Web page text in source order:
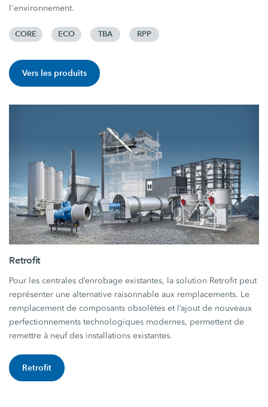
l'environnement.
CORE ECO TBA RPP
Vers les produits
Retrofit
Pour les centrales d’enrobage existantes, la solution Retrofit peut
représenter une alternative raisonnable aux remplacements. Le
remplacement de composants obsolètes et l’ajout de nouveaux
perfectionnements technologiques modernes, permettent de
remettre à neuf des installations existantes.
Retrofit